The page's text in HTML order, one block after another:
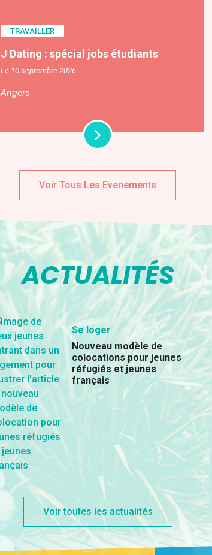
TRAVAILLER
J Dating : spécial jobs étudiants
Le 10 septembre 2026
Angers
Voir Tous Les Evenements
ACTUALITÉS
Se loger
Nouveau modèle de
colocations pour jeunes
réfugiés et jeunes
français
Voir toutes les actualités